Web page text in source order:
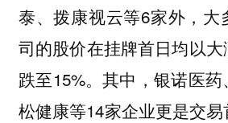
泰、拨康视云等6家外，大
司的股价在挂牌首日均以
跌至15%。其中，银诺医
松健康等14家企业更是交易